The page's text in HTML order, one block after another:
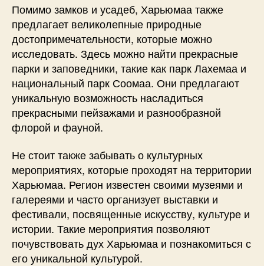
Помимо замков и усадеб, Харьюмаа также
предлагает великолепные природные
достопримечательности, которые можно
исследовать. Здесь можно найти прекрасные
парки и заповедники, такие как парк Лахемаа и
национальный парк Соомаа. Они предлагают
уникальную возможность насладиться
прекрасными пейзажами и разнообразной
флорой и фауной.
Не стоит также забывать о культурных
мероприятиях, которые проходят на территории
Харьюмаа. Регион известен своими музеями и
галереями и часто организует выставки и
фестивали, посвященные искусству, культуре и
истории. Такие мероприятия позволяют
почувствовать дух Харьюмаа и познакомиться с
его уникальной культурой.